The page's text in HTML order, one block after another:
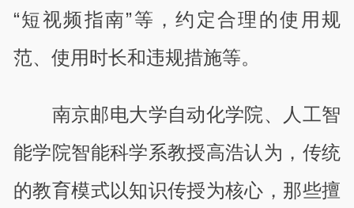
“短视频指南”等，约定合理的使用规
范、使用时长和违规措施等。
南京邮电大学自动化学院、人工智
能学院智能科学系教授高浩认为，传统
的教育模式以知识传授为核心，那些擅